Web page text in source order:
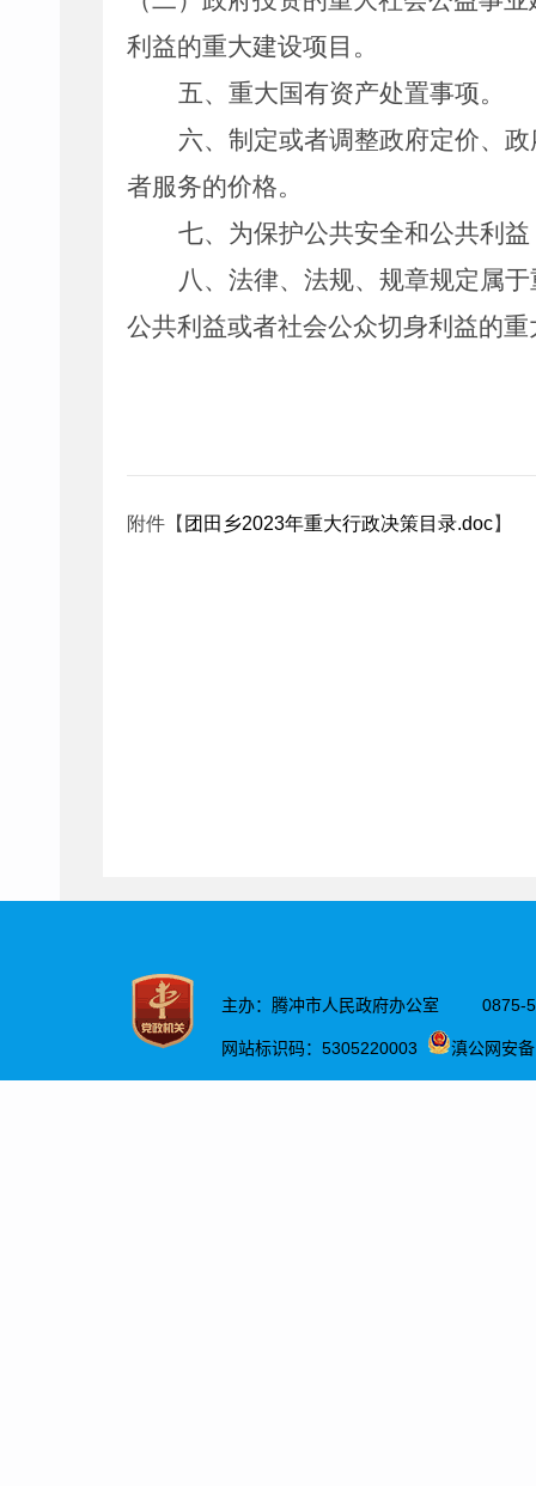
利益的重大建设项目。
五、重大国有资产处置事项。
六、制定或者调整政府定价、
者服务的价格。
七、为保护公共安全和公共利
八、法律、法规、规章规定属
公共利益或者社会公众切身利益的重
附件【 团田乡2023年重大行政决策目录.doc】